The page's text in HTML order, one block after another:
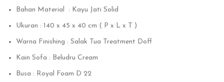
Bahan Material : Kayu Jati Solid
Ukuran : 140 x 45 x 40 cm ( P x L x T )
Warna Finishing : Salak Tua Treatment Doff
Kain Sofa : Beludru Cream
Busa : Royal Foam D 22